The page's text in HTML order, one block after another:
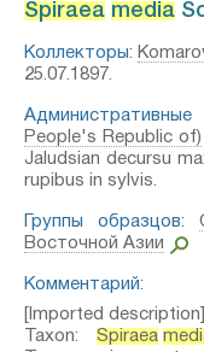
Spiraea media
Коллекторы:
25.07.1897.
Административные
People's Republic of)
Jaludsian decursu
rupibus in sylvis.
Группы образцов:
Восточной Азии
Комментарий:
[Imported description]
Taxon: Spiraea